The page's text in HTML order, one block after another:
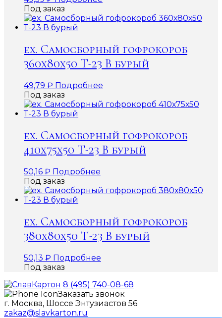
Под заказ
ex. Самосборный гофрокороб
360х80х50 Т-23 В бурый
49,79 ₽ Подробнее
Под заказ
ex. Самосборный гофрокороб
410х75х50 Т-23 В бурый
50,16 ₽ Подробнее
Под заказ
ex. Самосборный гофрокороб
380х80х50 Т-23 В бурый
50,13 ₽ Подробнее
Под заказ
8 (495) 740-08-68
Заказать звонок
г. Москва, Шоссе Энтузиастов 56
zakaz@slavkarton.ru